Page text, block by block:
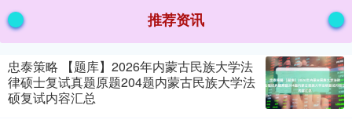
推荐资讯
忠泰策略 【题库】2026年内蒙古民族大学法
律硕士复试真题原题204题内蒙古民族大学法
硕复试内容汇总